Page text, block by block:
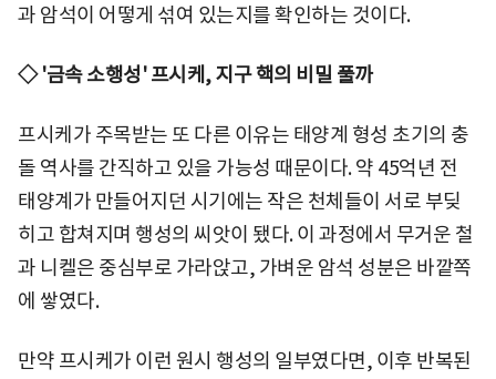
과 암석이 어떻게 섞여 있는지를 확인하는 것이다.
◇ '금속 소행성' 프시케, 지구 핵의 비밀 풀까
프시케가 주목받는 또 다른 이유는 태양계 형성 초기의 충
돌 역사를 간직하고 있을 가능성 때문이다. 약 45억년 전
태양계가 만들어지던 시기에는 작은 천체들이 서로 부딪
히고 합쳐지며 행성의 씨앗이 됐다. 이 과정에서 무거운 철
과 니켈은 중심부로 가라앉고, 가벼운 암석 성분은 바깥쪽
에 쌓였다.
만약 프시케가 이런 원시 행성의 일부였다면, 이후 반복된